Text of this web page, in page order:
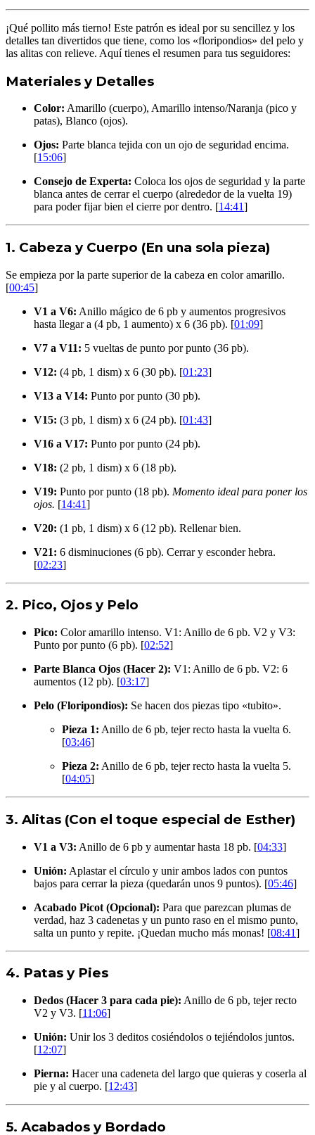
¡Qué pollito más tierno! Este patrón es ideal por su sencillez y los
detalles tan divertidos que tiene, como los «floripondios» del pelo y
las alitas con relieve. Aquí tienes el resumen para tus seguidores:
Materiales y Detalles
Color: Amarillo (cuerpo), Amarillo intenso/Naranja (pico y
patas), Blanco (ojos).
Ojos: Parte blanca tejida con un ojo de seguridad encima.
[15:06]
Consejo de Experta: Coloca los ojos de seguridad y la parte
blanca antes de cerrar el cuerpo (alrededor de la vuelta 19)
para poder fijar bien el cierre por dentro. [14:41]
1. Cabeza y Cuerpo (En una sola pieza)
Se empieza por la parte superior de la cabeza en color amarillo.
[00:45]
V1 a V6: Anillo mágico de 6 pb y aumentos progresivos
hasta llegar a (4 pb, 1 aumento) x 6 (36 pb). [01:09]
V7 a V11: 5 vueltas de punto por punto (36 pb).
V12: (4 pb, 1 dism) x 6 (30 pb). [01:23]
V13 a V14: Punto por punto (30 pb).
V15: (3 pb, 1 dism) x 6 (24 pb). [01:43]
V16 a V17: Punto por punto (24 pb).
V18: (2 pb, 1 dism) x 6 (18 pb).
V19: Punto por punto (18 pb). Momento ideal para poner los
ojos. [14:41]
V20: (1 pb, 1 dism) x 6 (12 pb). Rellenar bien.
V21: 6 disminuciones (6 pb). Cerrar y esconder hebra.
[02:23]
2. Pico, Ojos y Pelo
Pico: Color amarillo intenso. V1: Anillo de 6 pb. V2 y V3:
Punto por punto (6 pb). [02:52]
Parte Blanca Ojos (Hacer 2): V1: Anillo de 6 pb. V2: 6
aumentos (12 pb). [03:17]
Pelo (Floripondios): Se hacen dos piezas tipo «tubito».
Pieza 1: Anillo de 6 pb, tejer recto hasta la vuelta 6.
[03:46]
Pieza 2: Anillo de 6 pb, tejer recto hasta la vuelta 5.
[04:05]
3. Alitas (Con el toque especial de Esther)
V1 a V3: Anillo de 6 pb y aumentar hasta 18 pb. [04:33]
Unión: Aplastar el círculo y unir ambos lados con puntos
bajos para cerrar la pieza (quedarán unos 9 puntos). [05:46]
Acabado Picot (Opcional): Para que parezcan plumas de
verdad, haz 3 cadenetas y un punto raso en el mismo punto,
salta un punto y repite. ¡Quedan mucho más monas! [08:41]
4. Patas y Pies
Dedos (Hacer 3 para cada pie): Anillo de 6 pb, tejer recto
V2 y V3. [11:06]
Unión: Unir los 3 deditos cosiéndolos o tejiéndolos juntos.
[12:07]
Pierna: Hacer una cadeneta del largo que quieras y coserla al
pie y al cuerpo. [12:43]
5. Acabados y Bordado